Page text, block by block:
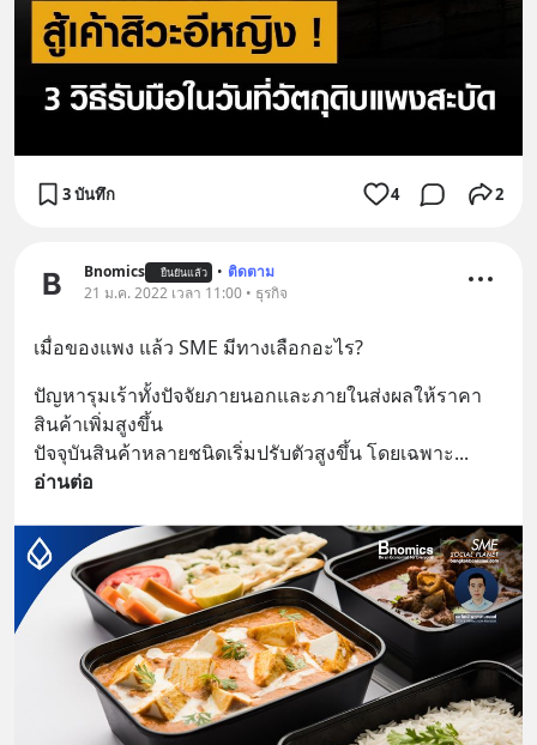
3 บันทึก 4 2
Bnomics ยืนยันแล้ว • ติดตาม
21 ม.ค. 2022 เวลา 11:00 • ธุรกิจ
เมื่อของแพง แล้ว SME มีทางเลือกอะไร?
ปัญหารุมเร้าทั้งปัจจัยภายนอกและภายในส่งผลให้ราคา
สินค้าเพิ่มสูงขึ้น
ปัจจุบันสินค้าหลายชนิดเริ่มปรับตัวสูงขึ้น โดยเฉพาะ
อ่านต่อ